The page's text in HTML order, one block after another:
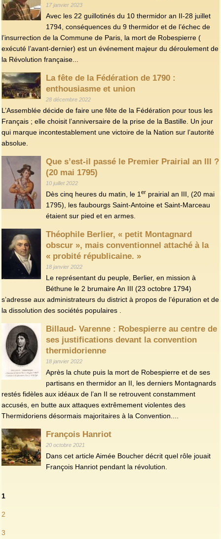
17 janvier 2023
Avec les 22 guillotinés du 10 thermidor an II-28 juillet
1794, conséquences du 9 thermidor et de l’échec de
l’insurrection de la Commune de Paris, la mort de Robespierre (
exécuté l’avant-dernier) est un événement majeur du déroulement de
la Révolution française...
La fête de la Fédération de 1790 :
enthousiasme et union
28 décembre 2022
L’Assemblée décide de faire une fête de la Fédération pour tous les
Français ; elle choisit l’anniversaire de la prise de la Bastille. Un jour
qui marque incontestablement une victoire de la Nation sur l’autorité
absolue.
Que s’est-il passé le Premier Prairial an III ?
(20 mai 1795)
10 juillet 2022
Dès cinq heures du matin, le 1 er prairial an III, (20 mai
1795), les faubourgs Saint-Antoine et Saint-Marceau
étaient sur pied et en armes.
Théophile Berlier, « petit Montagnard
obscur », mais conventionnel attaché à la
« probité républicaine. »
18 janvier 2022
Le représentant du peuple, Berlier, en mission à
Béthune le 2 brumaire An III (23 octobre 1794)
s’adresse aux administrateurs du district à propos de l’épuration et de
la dissolution des sociétés populaires .
Billaud- Varenne : Robespierre au centre de
ses justifications devant la convention
thermidorienne
18 janvier 2022
Après la chute puis la mort de Robespierre et de ses
partisans en thermidor an II, les derniers Montagnards
restés fidèles aux idéaux de l’an II se retrouvent constamment
accusés, en butte aux attaques extrêmement violentes des
Thermidoriens désormais majoritaires à la Convention....
François Hanriot
20 octobre 2021
Dans cet article Aimée Boucher décrit quel rôle jouait
François Hanriot pendant la révolution.
1
2
3